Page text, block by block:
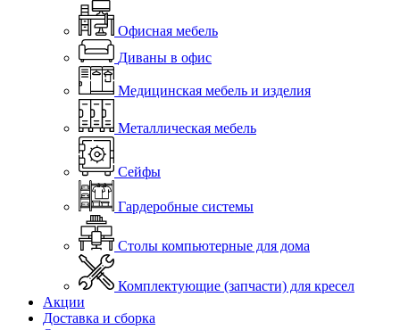
Офисная мебель
Диваны в офис
Медицинская мебель и изделия
Металлическая мебель
Сейфы
Гардеробные системы
Столы компьютерные для дома
Комплектующие (запчасти) для кресел
Акции
Доставка и сборка